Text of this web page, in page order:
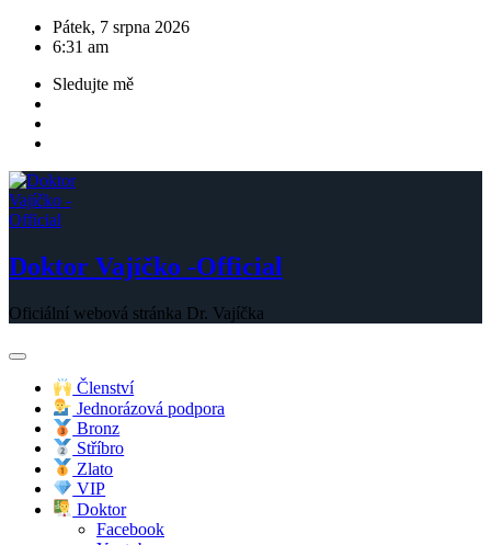
Skip
Pátek, 7 srpna 2026
6:31 am
Sledujte mě
Doktor Vajíčko -Official
Oficiální webová stránka Dr. Vajíčka
Členství
Jednorázová podpora
Bronz
Stříbro
Zlato
VIP
Doktor
Facebook